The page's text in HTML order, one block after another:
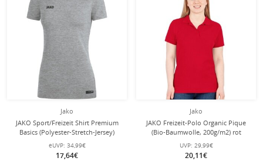
Jako
JAKO Sport/Freizeit Shirt Premium
Basics (Polyester-Stretch-Jersey)
hellgrau meliert Damen
eUVP: 34,99€
17,64€
Jako
JAKO Freizeit-Polo Organic Pique
(Bio-Baumwolle, 200g/m2) rot
Damen
UVP: 29,99€
20,11€